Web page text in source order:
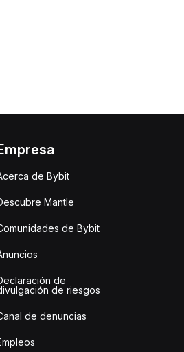
de Bybit
Mantle
de Bybit
de
de riesgos
de denuncias